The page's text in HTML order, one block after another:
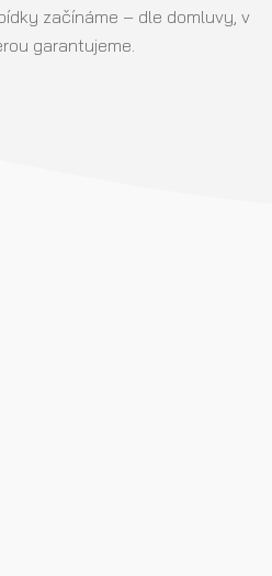
začínáme – dle domluvy, v
garantujeme.